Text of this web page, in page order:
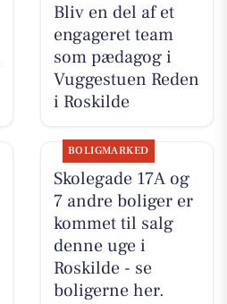
Bliv en del af et
engageret team
som pædagog i
Vuggestuen Reden
i Roskilde
BOLIGMARKED
Skolegade 17A og
7 andre boliger er
kommet til salg
denne uge i
Roskilde - se
boligerne her.